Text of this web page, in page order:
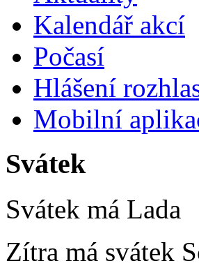
Kalendář akcí
Počasí
Hlášení
Mobilní
Svátek
Svátek má Lada
Zítra má svátek